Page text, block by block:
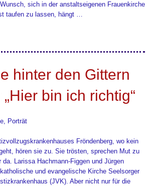
sich in der anstaltseigenen Frauenkirche
taufen zu lassen, hängt …
hinter den Gittern
bin ich richtig“
Porträt
Fröndenberg, wo kein
hören sie zu. Sie trösten, sprechen Mut zu
da. Larissa Hachmann-Figgen und Jürgen
und evangelische Kirche Seelsorger
(JVK). Aber nicht nur für die